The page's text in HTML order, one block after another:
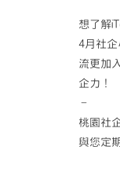
想了解
4月社企
流更加
企力！
–
桃園社
與您定